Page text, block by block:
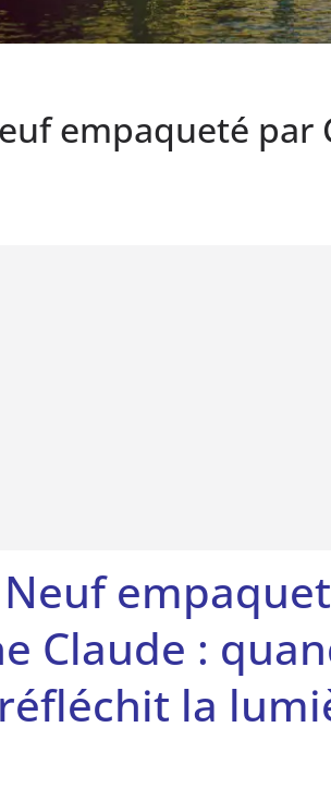
empaqueté par
Claude :
la